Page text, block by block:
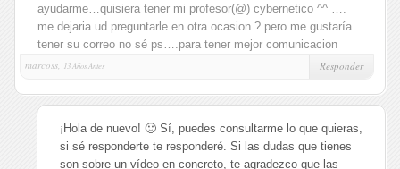
ayudarme…quisiera tener mi profesor(@) cybernetico ^^ ….
me dejaria ud preguntarle en otra ocasion ? pero me gustaría
tener su correo no sé ps….para tener mejor comunicacion
marcoss,
13 Años Antes Responder
¡Hola de nuevo! 🙂 Sí, puedes consultarme lo que quieras,
si sé responderte te responderé. Si las dudas que tienes
son sobre un vídeo en concreto, te agradezco que las